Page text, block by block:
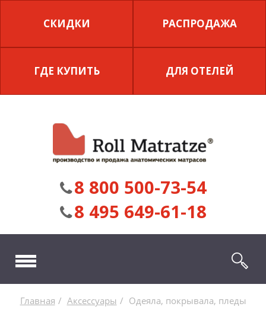
СКИДКИ РАСПРОДАЖА
ГДЕ КУПИТЬ ДЛЯ ОТЕЛЕЙ
8 800 500-73-54
8 495 649-61-18
Главная Аксессуары Одеяла, покрывала, пледы